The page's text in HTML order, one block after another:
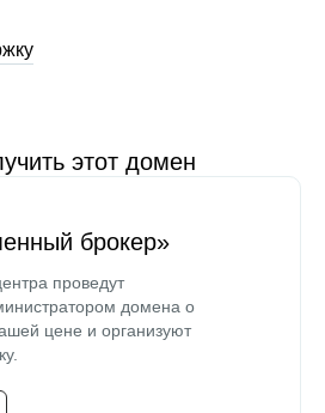
этот домен
брокер»
проведут
домена о
цене и организуют